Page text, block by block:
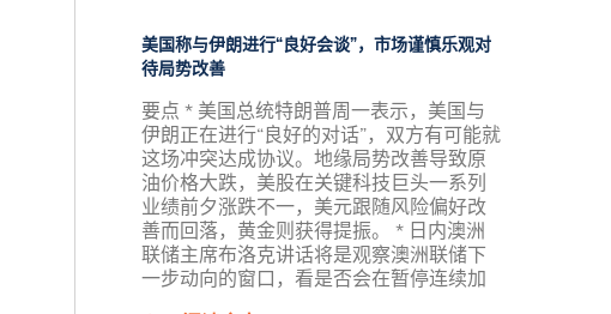
美国称与伊朗进行“良好会谈”，市场谨慎乐观对
待局势改善
要点 * 美国总统特朗普周一表示，美国与
伊朗正在进行“良好的对话”，双方有可能就
这场冲突达成协议。地缘局势改善导致原
油价格大跌，美股在关键科技巨头一系列
业绩前夕涨跌不一，美元跟随风险偏好改
善而回落，黄金则获得提振。 * 日内澳洲
联储主席布洛克讲话将是观察澳洲联储下
一步动向的窗口，看是否会在暂停连续加